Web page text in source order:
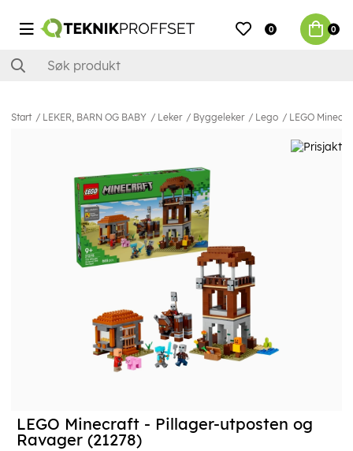
0 0
Start LEKER, BARN OG BABY Leker Byggeleker Lego LEGO
LEGO Minecraft - Pillager-utposten og
Ravager (21278)